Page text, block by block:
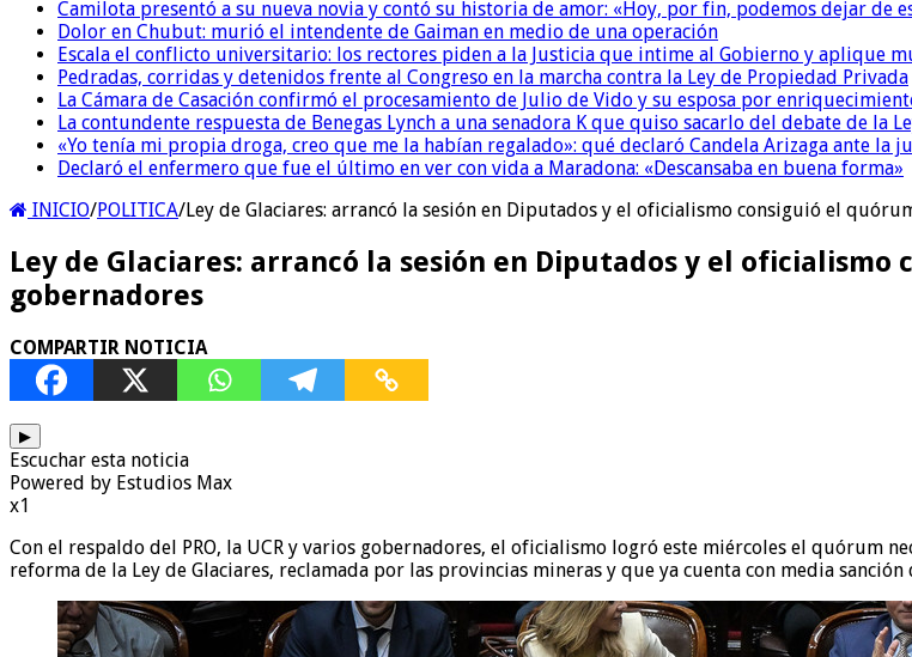
Camilota presentó a su nueva novia y contó su historia de amor: «Hoy, por fin, podemos dejar de
Dolor en Chubut: murió el intendente de Gaiman en medio de una operación
Escala el conflicto universitario: los rectores piden a la Justicia que intime al Gobierno y aplique
Pedradas, corridas y detenidos frente al Congreso en la marcha contra la Ley de Propiedad Privada
La Cámara de Casación confirmó el procesamiento de Julio de Vido y su esposa por
La contundente respuesta de Benegas Lynch a una senadora K que quiso sacarlo del debate de la
«Yo tenía mi propia droga, creo que me la habían regalado»: qué declaró Candela Arizaga ante la
Declaró el enfermero que fue el último en ver con vida a Maradona: «Descansaba en buena forma»
INICIO/POLITICA/Ley de Glaciares: arrancó la sesión en Diputados y el oficialismo consiguió el
Ley de Glaciares: arrancó la sesión en Diputados y el
gobernadores
COMPARTIR NOTICIA
▶
Escuchar esta noticia
Powered by Estudios Max
x1
Con el respaldo del PRO, la UCR y varios gobernadores, el oficialismo logró este miércoles el quórum
reforma de la Ley de Glaciares, reclamada por las provincias mineras y que ya cuenta con media sanción